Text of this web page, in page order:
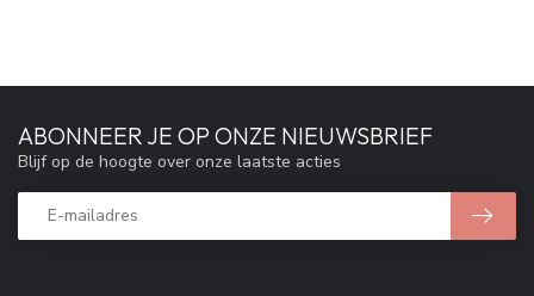
ABONNEER JE OP ONZE NIEUWSBRIEF
Blijf op de hoogte over onze laatste acties